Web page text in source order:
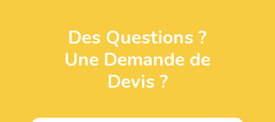
Des Questions ?
Une Demande de
Devis ?